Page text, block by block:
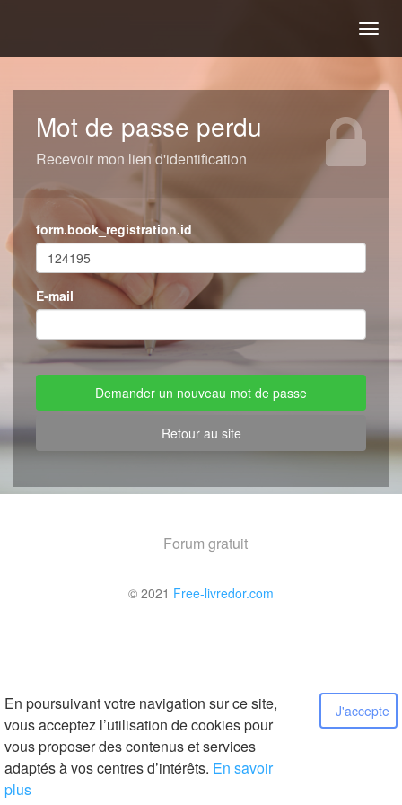
En poursuivant votre navigation sur ce site,
vous acceptez l’utilisation de cookies pour
vous proposer des contenus et services
adaptés à vos centres d’intérêts. En savoir
plus
J'accepte
Mot de passe perdu
Recevoir mon lien d'identification
form.book_registration.id
E-mail
Retour au site
Forum gratuit
© 2021 Free-livredor.com